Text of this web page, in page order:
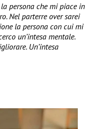
persona che mi piace in
Nel parterre over sarei
la persona con cui mi
un’intesa mentale.
Un’intesa